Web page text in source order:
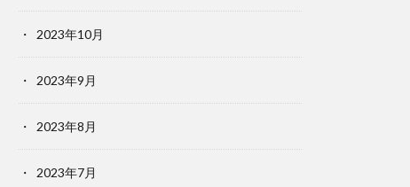
2023年10月
2023年9月
2023年8月
2023年7月